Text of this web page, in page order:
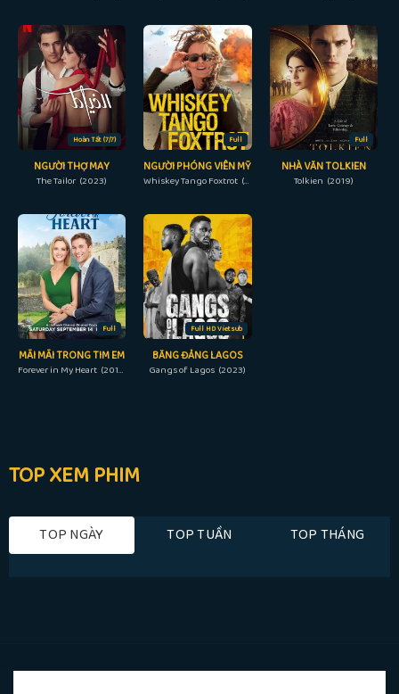
Hoàn Tất (7/7)
NGƯỜI THỢ MAY
The Tailor (2023)
Full
NGƯỜI PHÓNG VIÊN MỸ
Whiskey Tango Foxtrot (2016)
Full
NHÀ VĂN TOLKIEN
Tolkien (2019)
Full
MÃI MÃI TRONG TIM EM
Forever in My Heart (2019)
Full HD Vietsub
BĂNG ĐẢNG LAGOS
Gangs of Lagos (2023)
TOP XEM PHIM
TOP NGÀY TOP TUẦN TOP THÁNG